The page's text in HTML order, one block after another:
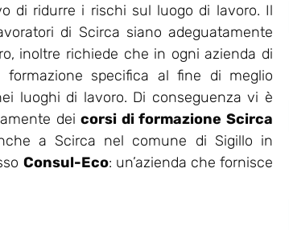
di ridurre i rischi sul luogo di lavoro. Il
di Scirca siano adeguatamente
inoltre richiede che in ogni azienda di
specifica al fine di meglio
luoghi di lavoro. Di conseguenza vi è
deicorsi di formazione Scirca
a Scirca nel comune di Sigillo in
Consul-Eco: un’azienda che fornisce